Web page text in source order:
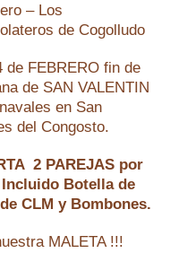
– Los
de Cogolludo
de FEBRERO fin de
de SAN VALENTIN
en San
del Congosto.
2 PAREJAS por
Incluido Botella de
CLM y Bombones.
MALETA !!!